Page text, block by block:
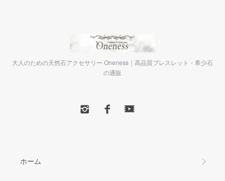
大人のための天然石アクセサリー Oneness｜高品質ブレスレット・希少石
の通販
ホーム